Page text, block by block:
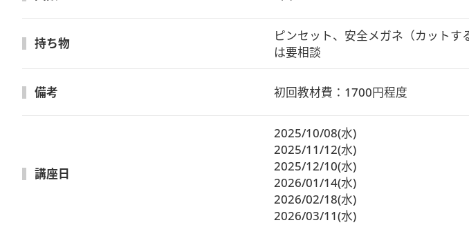
持ち物
ピンセット、安全メガネ（カット
は要相談
備考 初回教材費：1700円程度
講座日
2025/10/08(水)
2025/11/12(水)
2025/12/10(水)
2026/01/14(水)
2026/02/18(水)
2026/03/11(水)